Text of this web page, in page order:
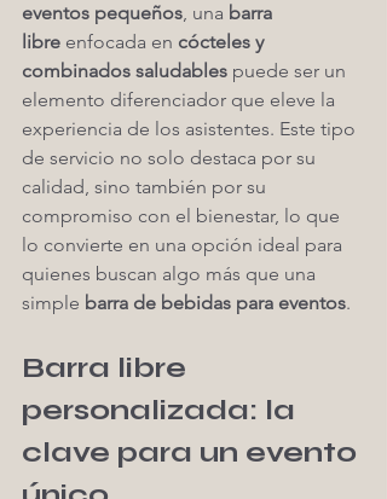
eventos pequeños, una barra
libre enfocada en cócteles y
combinados saludables puede ser un
elemento diferenciador que eleve la
experiencia de los asistentes. Este tipo
de servicio no solo destaca por su
calidad, sino también por su
compromiso con el bienestar, lo que
lo convierte en una opción ideal para
quienes buscan algo más que una
simple barra de bebidas para eventos.
Barra libre
personalizada: la
clave para un evento